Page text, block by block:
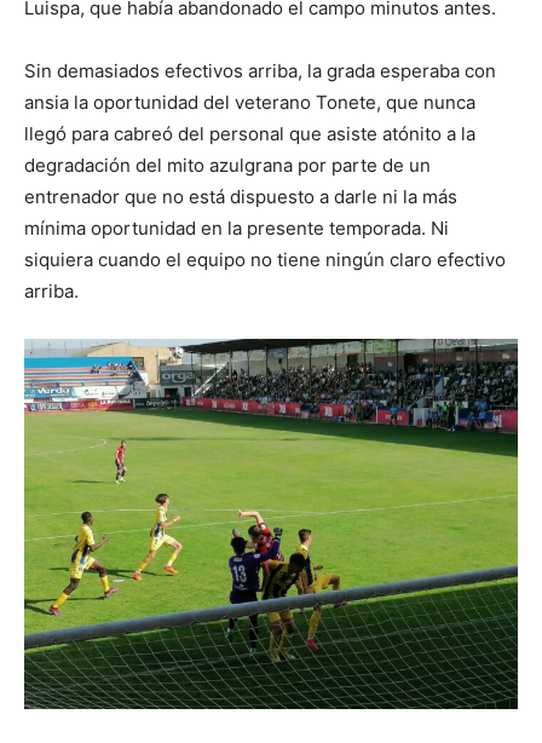
Luispa, que había abandonado el campo minutos antes.
Sin demasiados efectivos arriba, la grada esperaba con
ansia la oportunidad del veterano Tonete, que nunca
llegó para cabreó del personal que asiste atónito a la
degradación del mito azulgrana por parte de un
entrenador que no está dispuesto a darle ni la más
mínima oportunidad en la presente temporada. Ni
siquiera cuando el equipo no tiene ningún claro efectivo
arriba.